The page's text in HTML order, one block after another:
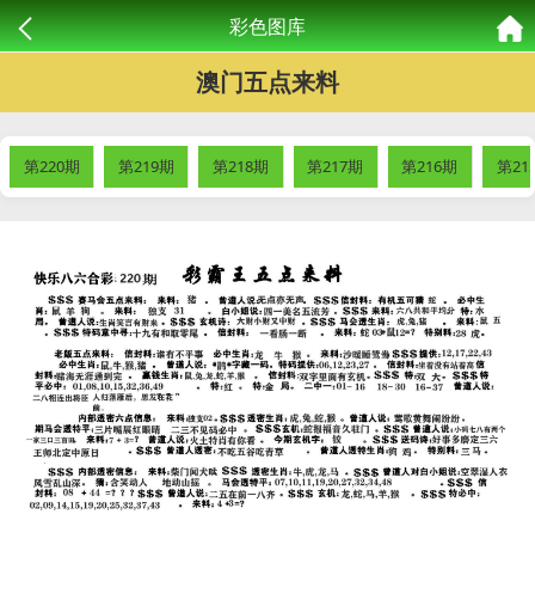
彩色图库
澳门五点来料
第220期 第219期 第218期 第217期 第216期 第